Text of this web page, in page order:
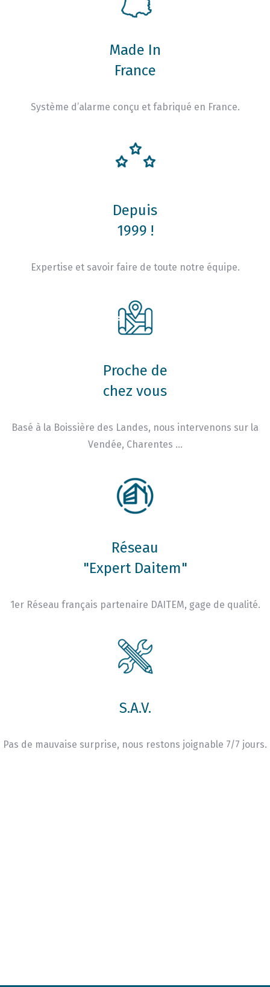
Made In
France
Système d’alarme conçu et fabriqué en France.
Depuis
1999 !
Expertise et savoir faire de toute notre équipe.
Proche de
chez vous
Basé à la Boissière des Landes, nous intervenons sur la
Vendée, Charentes …
Réseau
"Expert Daitem"
1er Réseau français partenaire DAITEM, gage de qualité.
S.A.V.
Pas de mauvaise surprise, nous restons joignable 7/7 jours.